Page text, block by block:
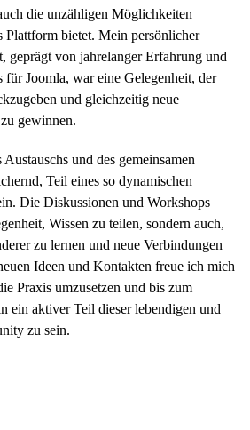
die unzähligen Möglichkeiten
Plattform bietet. Mein persönlicher
geprägt von jahrelanger Erfahrung und
für Joomla, war eine Gelegenheit, der
und gleichzeitig neue
gewinnen.
und des gemeinsamen
Teil eines so dynamischen
Die Diskussionen und Workshops
Wissen zu teilen, sondern auch,
zu lernen und neue Verbindungen
Ideen und Kontakten freue ich mich
Praxis umzusetzen und bis zum
ein aktiver Teil dieser lebendigen und
zu sein.